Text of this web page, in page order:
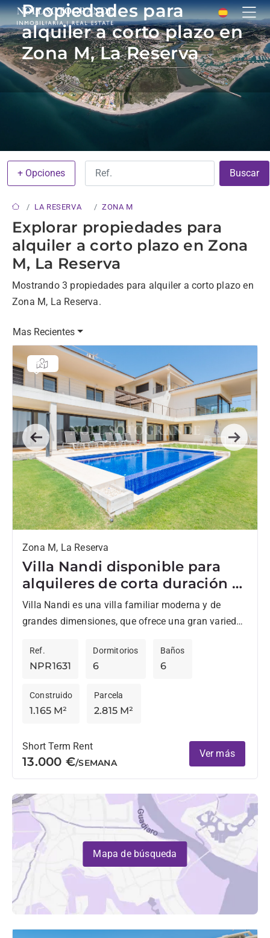
Propiedades para
alquiler a corto plazo en
Zona M, La Reserva
+ Opciones Buscar
LA RESERVA ZONA M
Explorar propiedades para
alquiler a corto plazo en Zona
M, La Reserva
Mostrando 3 propiedades para alquiler a corto plazo en
Zona M, La Reserva.
Mas Recientes
Previous Next
Zona M, La Reserva
Villa Nandi disponible para
alquileres de corta duración y
de septiembre a junio, en La
Reserva
Villa Nandi es una villa familiar moderna y de
grandes dimensiones, que ofrece una gran variedad
urbanización...
NPR1631
Ref.
6
Dormitorios
6
Baños
1.165 M²
Construido
2.815 M²
Parcela
Short Term Rent
13.000 €/SEMANA
Ver más
Mapa de búsqueda